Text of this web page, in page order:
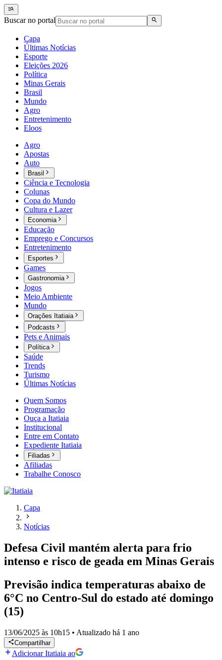
Buscar no portal
Capa
Últimas Notícias
Esporte
Eleições 2026
Política
Minas Gerais
Brasil
Mundo
Agro
Entretenimento
Eloos
Agro
Apostas
Auto
Brasil
Ciência e Tecnologia
Colunas
Copa do Mundo
Cultura e Lazer
Economia
Educação
Emprego e Concursos
Entretenimento
Esportes
Games
Gastronomia
Jogos
Meio Ambiente
Mundo
Orações Itatiaia
Podcasts
Pets e Animais
Política
Saúde
Trends
Turismo
Últimas Notícias
Quem Somos
Programação
Ouça a Itatiaia
Institucional
Entre em Contato
Expediente Itatiaia
Filiadas
Afiliadas
Trabalhe Conosco
Capa
Notícias
Defesa Civil mantém alerta para frio
intenso e risco de geada em Minas Gerais
Previsão indica temperaturas abaixo de
6°C no Centro-Sul do estado até domingo
(15)
13/06/2025 às 10h15 • Atualizado há 1 ano
Compartilhar
Adicionar Itatiaia ao